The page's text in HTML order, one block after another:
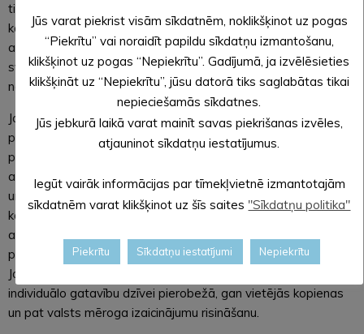
tikai mācīties par politiku, bet arī pašiem domāt un ierosināt,
kā uzlabot dzīvi savā novadā. Mēs sapratām, cik nozīmīgi būt
aktīviem un iesaistīties savas kopienas attīstībā, jo mums ir
svarīgi dzīvot un pēc studijām atgriezties drošā, darbīgā
novadā, kas ir Eiropas Savienības austrumu robežas tuvumā.”
Jauniešu piedāvātais skatījums situācijas risināšanai aptver
pierobežas novadu stiprināšanu finansiāli, civilās aizsardzības
pamatu un rīcību ārkārtas situācijās apguvi skolās un
augstskolās, sadarbības pilnveidi starp skolām, augstskolām
un Nacionālajiem bruņotajiem spēkiem. Tāpat jaunieši domā,
ka būtiski skaidri parādīt, ka pierobeža nav pamesta vai
aizmirsta – šeit ir valsts atbalsts. Būtu jāveicina jaunu cilvēku
piesaiste ar pierobežas stipendijām, nodrošinot dzīvesvietu.
Jauniešu idejas ir praktiskas un daudzskaitlīgas – skarot gan
individuālo gatavību dzīvei pierobežā, gan vietējās kopienas
un pat valsts mēroga izaicinājumu risināšanu.
Jūs varat piekrist visām sīkdatnēm, noklikšķinot uz pogas
“Piekrītu” vai noraidīt papildu sīkdatņu izmantošanu,
klikšķinot uz pogas “Nepiekrītu”. Gadījumā, ja izvēlēsieties
klikšķināt uz “Nepiekrītu”, jūsu datorā tiks saglabātas tikai
nepieciešamās sīkdatnes.
Jūs jebkurā laikā varat mainīt savas piekrišanas izvēles,
atjauninot sīkdatņu iestatījumus.
Iegūt vairāk informācijas par tīmekļvietnē izmantotajām
sīkdatnēm varat klikšķinot uz šīs saites "Sīkdatņu politika"
Piekrītu Sīkdatņu iestatījumi Nepiekrītu